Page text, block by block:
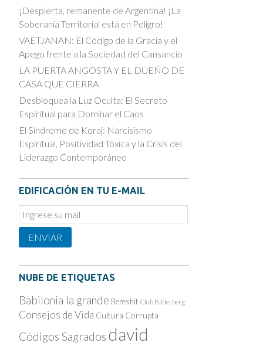
¡Despierta, remanente de Argentina! ¡La
Soberanía Territorial está en Peligro!
VAETJANAN: El Código de la Gracia y el
Apego frente a la Sociedad del Cansancio
LA PUERTA ANGOSTA Y EL DUEÑO DE
CASA QUE CIERRA
Desbloquea la Luz Oculta: El Secreto
Espiritual para Dominar el Caos
El Síndrome de Koraj: Narcisismo
Espiritual, Positividad Tóxica y la Crisis del
Liderazgo Contemporáneo
EDIFICACIÓN EN TU E-MAIL
Email
Subscription
ENVIAR
NUBE DE ETIQUETAS
Babilonia la grande Bereshit Club Bilderberg
Consejos de Vida Cultura Corrupta
Códigos Sagrados david